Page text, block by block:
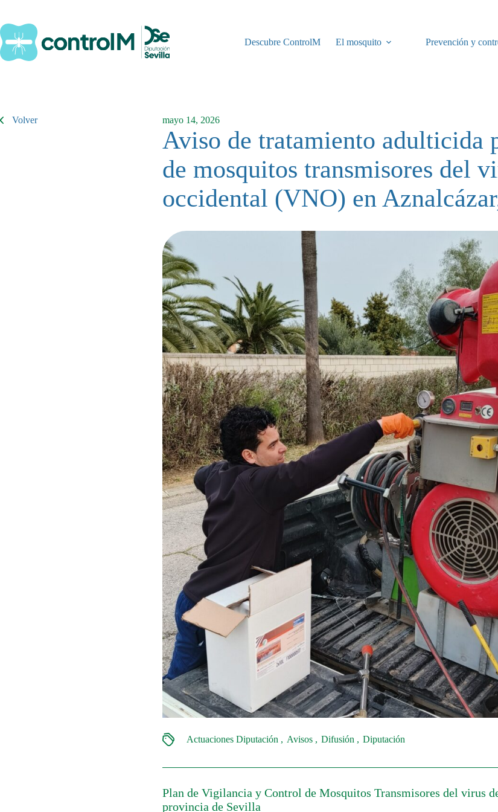
contenido
Descubre ControlM
El mosquito Prevención y
Volver mayo 14, 2026
Aviso de tratamiento adulticida
de mosquitos transmisores del
occidental (VNO) en
Actuaciones Diputación Avisos Difusión Diputación
Plan de Vigilancia y Control de Mosquitos Transmisores del virus
provincia de Sevilla